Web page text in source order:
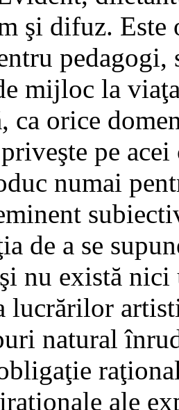
şi difuz. Este
pedagogi,
mijloc la
ca orice
pe
numai
de a se
nu există
lucrărilor
natural
ale